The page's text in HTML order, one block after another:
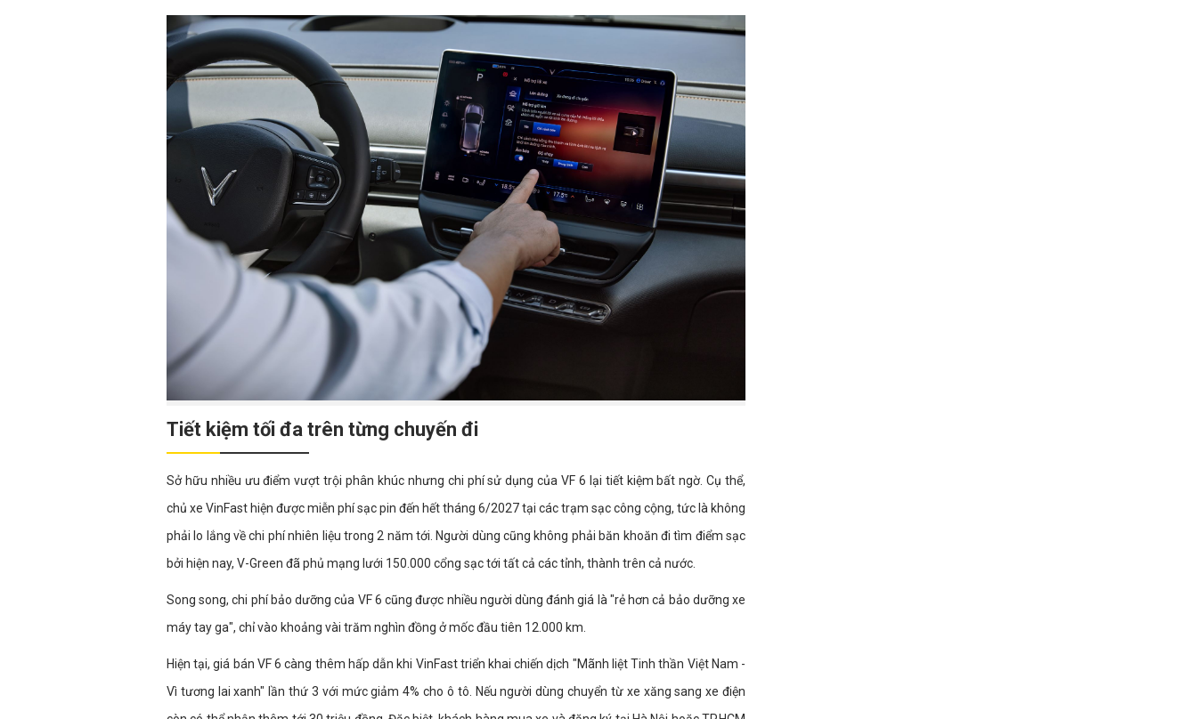
Tiết kiệm tối đa trên từng chuyến đi
Sở hữu nhiều ưu điểm vượt trội phân khúc nhưng chi phí sử dụng của VF 6 lại tiết kiệm bất ngờ. Cụ thể,
chủ xe VinFast hiện được miễn phí sạc pin đến hết tháng 6/2027 tại các trạm sạc công cộng, tức là không
phải lo lắng về chi phí nhiên liệu trong 2 năm tới. Người dùng cũng không phải băn khoăn đi tìm điểm sạc
bởi hiện nay, V-Green đã phủ mạng lưới 150.000 cổng sạc tới tất cả các tỉnh, thành trên cả nước.
Song song, chi phí bảo dưỡng của VF 6 cũng được nhiều người dùng đánh giá là "rẻ hơn cả bảo dưỡng xe
máy tay ga", chỉ vào khoảng vài trăm nghìn đồng ở mốc đầu tiên 12.000 km.
Hiện tại, giá bán VF 6 càng thêm hấp dẫn khi VinFast triển khai chiến dịch "Mãnh liệt Tinh thần Việt Nam -
Vì tương lai xanh" lần thứ 3 với mức giảm 4% cho ô tô. Nếu người dùng chuyển từ xe xăng sang xe điện